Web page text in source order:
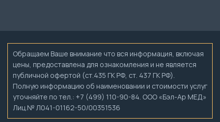
Обращаем Ваше внимание что вся информация, включая
цены, предоставлена для ознакомления и не является
публичной офертой (ст.435 ГК РФ, ст. 437 ГК РФ).
Полную информацию об наименовании и стоимости услуг
уточняйте по тел.: +7 (499) 110-90-84. ООО «Бэл-Ар МЕД»
Лиц.№ Л041-01162-50/00351536